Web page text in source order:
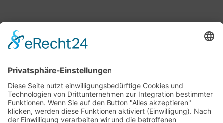
Bärbel Bas
Mitglied des Deutschen Bundestages
Presse & Downloads
Pressemitteilungen